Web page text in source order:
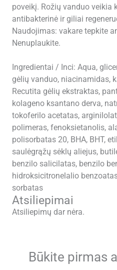
poveikį. Rožių vanduo veikia
antibakterinė ir giliai
Naudojimas: vakare tepkite
Nenuplaukite.
Ingredientai / Inci: Aqua,
gėlių vanduo, niacinamidas,
Recutita gėlių ekstraktas,
kolageno ksantano derva,
tokoferilo acetatas,
polimeras, fenoksietanolis,
polisorbatas 20, BHA, BHT,
saulėgrąžų sėklų aliejus,
benzilo salicilatas, benzilo
hidroksicitronelalio
sorbatas
Atsiliepimai
Atsiliepimų dar nėra.
Būkite pirmas